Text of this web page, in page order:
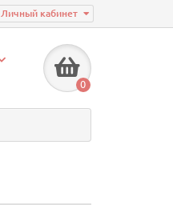
Личный кабинет
0